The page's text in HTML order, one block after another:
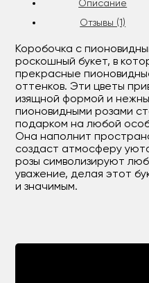
Описание
Отзывы (1)
Коробочка с
роскошный букет, в
прекрасные
оттенков. Эти цветы
изящной формой и
пионовидными розами
подарком на любой
Она наполнит
создаст атмосферу
розы символизируют
уважение, делая этот
и значимым.